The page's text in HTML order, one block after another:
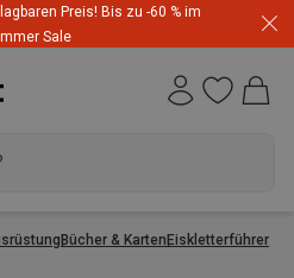
Preis! Bis zu -60 % im
Sale
Bücher & KartenEiskletterführer